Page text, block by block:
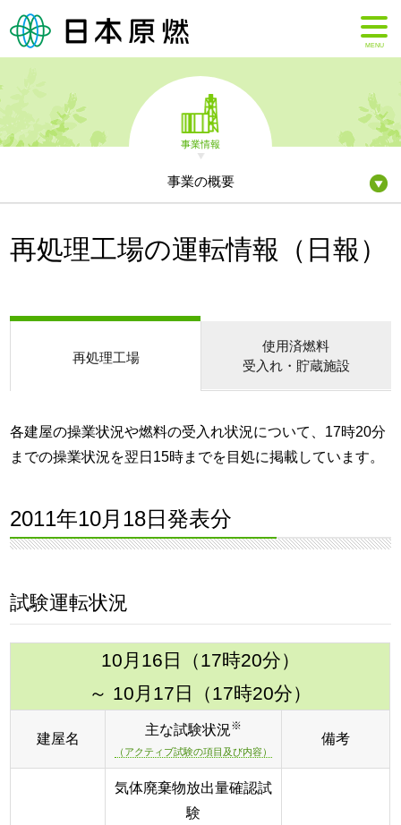
MENU
事業情報
事業の概要
再処理工場の運転情報（日報）
再処理工場
使用済燃料
受入れ・貯蔵施設
各建屋の操業状況や燃料の受入れ状況について、17時20分
までの操業状況を翌日15時までを目処に掲載しています。
2011年10月18日発表分
試験運転状況
10月16日（17時20分）
～ 10月17日（17時20分）
建屋名
主な試験状況※
（アクティブ試験の項目及び内容）
備考
気体廃棄物放出量確認試
験